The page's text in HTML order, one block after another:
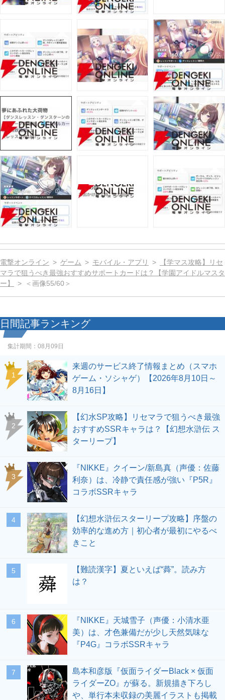
電撃オンライン ゲーム モバイル・アプリ
【学マス攻略】リセ
マラで狙うべき最強おすすめサポートカードは？【学園アイドルマスタ
ー】
＜画像55/60＞
日間記事ランキング
集計期間： 08月09日
1
来週のサービス終了情報まとめ（スマホ
ゲーム・ソシャゲ）【2026年8月10日～
8月16日】
2
【幻水SP攻略】リセマラで狙うべき最強
おすすめSSRキャラは？【幻想水滸伝 ス
ターリープ】
3
『NIKKE』クイーン/新島真（声優：佐藤
利奈）は、冷静で責任感が強い『P5R』
コラボSSRキャラ
4
【幻想水滸伝スターリープ攻略】序盤の
効率的な進め方｜初心者が最初にやるべ
きこと
5
【難読漢字】夏といえば“蕣”。読み方
は？
6
『NIKKE』天城雪子（声優：小清水亜
美）は、才色兼備だが少し天然気味な
『P4G』コラボSSRキャラ
7
島本和彦版『仮面ライダーBlack × 仮面
ライダーZO』が蘇る。新規描き下ろし
や、単行本未収録の美麗イラストも掲載